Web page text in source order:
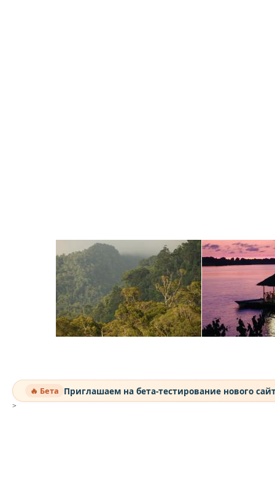
🔥 Бета Приглашаем на бета-тестирование нового
>